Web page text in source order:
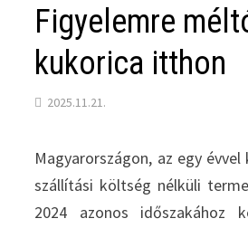
Figyelemre
kukorica itthon
2025.11.21.
Magyarországon, az egy
szállítási költség nélküli
2024 azonos időszakához